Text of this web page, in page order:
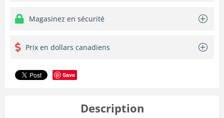
Magasinez en sécurité
Prix en dollars canadiens
Save
Description